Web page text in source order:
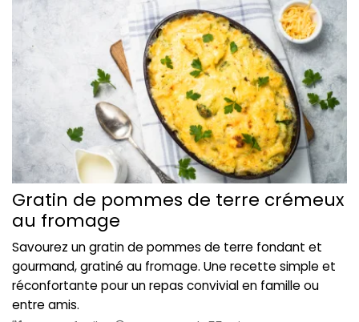
Gratin de pommes de terre crémeux
au fromage
Savourez un gratin de pommes de terre fondant et
gourmand, gratiné au fromage. Une recette simple et
réconfortante pour un repas convivial en famille ou
entre amis.